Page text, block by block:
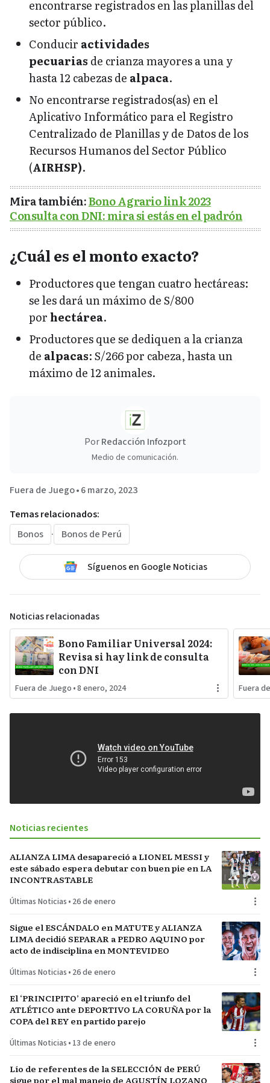
encontrarse registrados en las planillas del
sector público.
Conducir actividades
pecuarias de crianza mayores a una y
hasta 12 cabezas de alpaca.
No encontrarse registrados(as) en el
Aplicativo Informático para el Registro
Centralizado de Planillas y de Datos de los
Recursos Humanos del Sector Público
(AIRHSP).
Mira también:Bono Agrario link 2023
Consulta con DNI: mira si estás en el padrón
¿Cuál es el monto exacto?
Productores que tengan cuatro hectáreas:
se les dará un máximo de S/800
por hectárea.
Productores que se dediquen a la crianza
de alpacas: S/266 por cabeza, hasta un
máximo de 12 animales.
PorRedacción Infozport
Medio de comunicación.
Fuera de Juego•6 marzo, 2023
Temas relacionados:
Bonos
· Bonos de Perú
Síguenos en Google Noticias
Noticias relacionadas
Bono Familiar Universal 2024:
Revisa si hay link de consulta
con DNI
Fuera de Juego •8 enero, 2024 Fuera
Noticias recientes
ALIANZA LIMA desapareció a LIONEL MESSI y
este sábado espera debutar con buen pie en LA
INCONTRASTABLE
Últimas Noticias • 26 de enero
Sigue el ESCÁNDALO en MATUTE y ALIANZA
LIMA decidió SEPARAR a PEDRO AQUINO por
acto de indisciplina en MONTEVIDEO
Últimas Noticias • 26 de enero
El ‘PRINCIPITO’ apareció en el triunfo del
ATLÉTICO ante DEPORTIVO LA CORUÑA por la
COPA del REY en partido parejo
Últimas Noticias • 13 de enero
Lío de referentes de la SELECCIÓN de PERÚ
sigue por el mal manejo de AGUSTÍN LOZANO